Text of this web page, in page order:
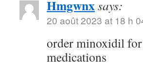
Hmgwnxsays:
20 août 2023 at 18 h
order minoxidil for
medications